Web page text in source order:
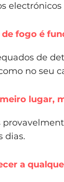
fogo é
de
no seu
lugar,
dias.
a